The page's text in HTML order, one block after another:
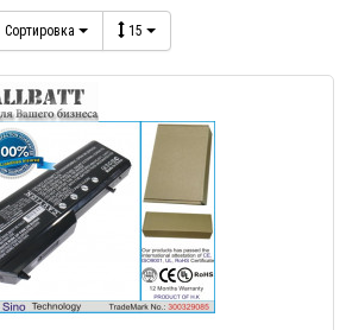
Сортировка 15